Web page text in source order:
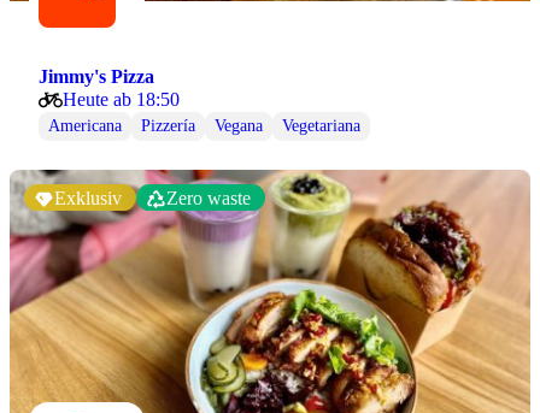
Jimmy's Pizza
Heute ab 18:50
Americana Pizzería Vegana Vegetariana
Exklusiv Zero waste